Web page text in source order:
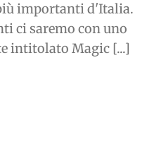
importanti d'Italia.
ci saremo con uno
intitolato Magic [...]